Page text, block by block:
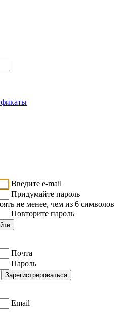
Введите e-mail
Придумайте пароль
не менее, чем из 6 символов
Повторите пароль
Почта
Пароль
Зарегистрироваться
Email